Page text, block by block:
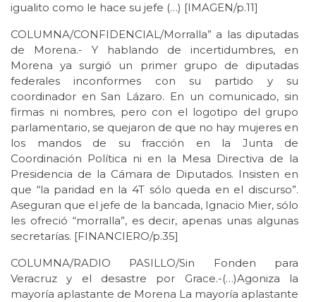
igualito como le hace su jefe (…) [IMAGEN/p.11]
COLUMNA/CONFIDENCIAL/Morralla” a las diputadas
de Morena.- Y hablando de incertidumbres, en
Morena ya surgió un primer grupo de diputadas
federales inconformes con su partido y su
coordinador en San Lázaro. En un comunicado, sin
firmas ni nombres, pero con el logotipo del grupo
parlamentario, se quejaron de que no hay mujeres en
los mandos de su fracción en la Junta de
Coordinación Política ni en la Mesa Directiva de la
Presidencia de la Cámara de Diputados. Insisten en
que “la paridad en la 4T sólo queda en el discurso”.
Aseguran que el jefe de la bancada, Ignacio Mier, sólo
les ofreció “morralla”, es decir, apenas unas algunas
secretarías. [FINANCIERO/p.35]
COLUMNA/RADIO PASILLO/Sin Fonden para
Veracruz y el desastre por Grace.-(…)Agoniza la
mayoría aplastante de Morena La mayoría aplastante